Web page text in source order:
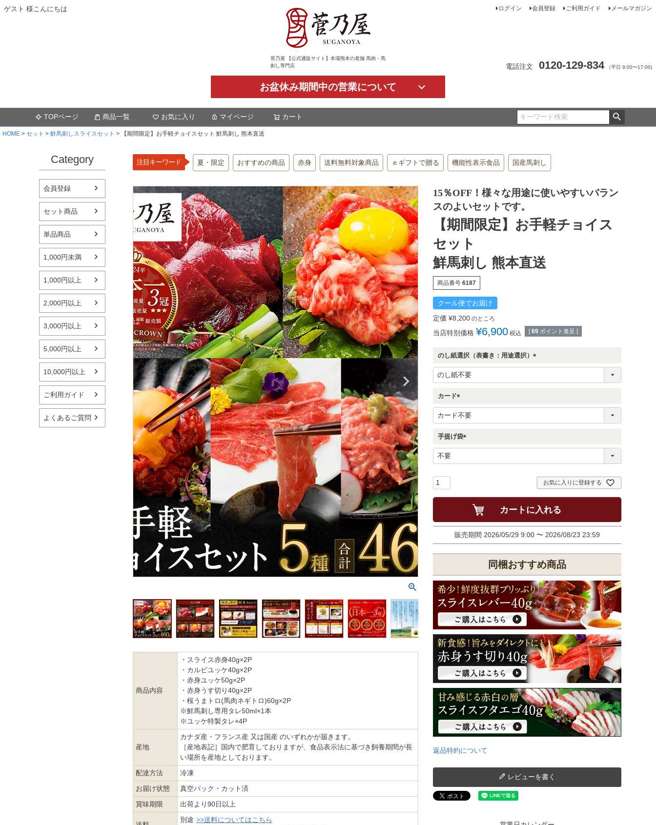
ゲスト 様こんにちは
菅乃屋 【公式通販サイト】本場熊本の老舗 馬肉・馬
刺し専門店
ログイン 会員登録 ご利用ガイド メールマガジン
電話注文 0120-129-834 （平日 9:00〜17:00)
お盆休み期間中の営業について
TOPページ 商品一覧 お気に入り マイページ カート
HOME セット 鮮馬刺しスライスセット 【期間限定】お手軽チョイスセット 鮮馬刺し 熊本直送
Category
会員登録
セット商品
単品商品
1,000円未満
1,000円以上
2,000円以上
3,000円以上
5,000円以上
10,000円以上
ご利用ガイド
よくあるご質問
注目キーワード 夏・限定 おすすめの商品 赤身 送料無料対象商品 ｅギフトで贈る 機能性表示食品 国産馬刺し
商品内容
・スライス赤身40g×2P
・カルビユッケ40g×2P
・赤身ユッケ50g×2P
・赤身うす切り40g×2P
・桜うまトロ(馬肉ネギトロ)60g×2P
※鮮馬刺し専用タレ50ml×1本
※ユッケ特製タレ×4P
産地
カナダ産・フランス産 又は国産 のいずれかが届きます。
［産地表記］国内で肥育しておりますが、食品表示法に基づき飼養期間が長
い場所を産地としております。
配達方法
冷凍
お届け状態
真空パック・カット済
賞味期限
出荷より90日以上
別途 >>送料についてはこちら
15％OFF！様々な用途に使いやすいバラン
スのよいセットです。
【期間限定】お手軽チョイス
セット
鮮馬刺し 熊本直送
商品番号 6187
クール便でお届け
定価 ¥8,200 のところ
当店特別価格 ¥6,900 税込 [ 69 ポイント進呈 ]
のし紙選択（表書き：用途選択）
(
須
カード
(
必
須
)
手提げ袋
(
須
お気に入りに登録する
カートに入れる
販売期間 2026/05/29 9:00 〜 2026/08/23 23:59
同梱おすすめ商品
返品特約について
レビューを書く